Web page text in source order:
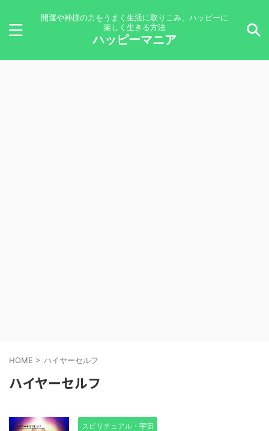
開運や神様の力をうまく生活に取りこみ、ハッピーに
楽しく生きる方法
ハッピーマニア
HOME > ハイヤーセルフ
ハイヤーセルフ
スピリチュアル・宇宙